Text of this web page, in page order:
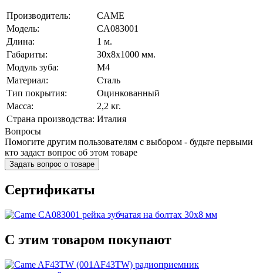
Производитель:
CAME
Модель:
CA083001
Длина:
1 м.
Габариты:
30x8x1000 мм.
Модуль зуба:
М4
Материал:
Сталь
Тип покрытия:
Оцинкованный
Масса:
2,2 кг.
Страна производства: Италия
Вопросы
Помогите другим пользователям с выбором - будьте первыми
кто задаст вопрос об этом товаре
Задать вопрос о товаре
Сертификаты
C этим товаром покупают